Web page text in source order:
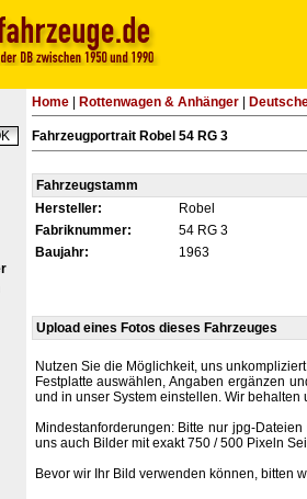
Home| Rottenwagen & Anhänger|
Fahrzeugportrait Robel 54 RG 3
Fahrzeugstamm
Hersteller:
Robel
Fabriknummer:
54 RG 3
Baujahr:
1963
Upload eines Fotos dieses Fahrzeuges
Nutzen Sie die Möglichkeit, uns
Festplatte auswählen, Angaben ergänzen
und in unser System einstellen. Wir
Mindestanforderungen: Bitte nur jpg-
uns auch Bilder mit exakt 750 / 500 Pixeln
Bevor wir Ihr Bild verwenden können, bitten